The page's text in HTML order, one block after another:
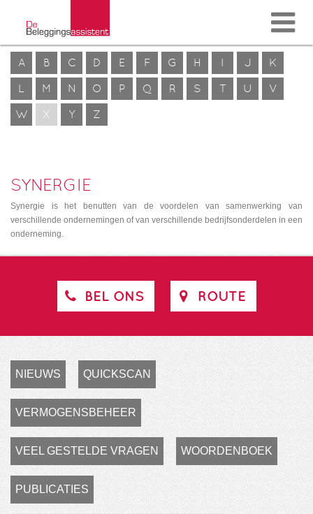
A B C D E F G H I J
K
L
M N O P Q R S T U
V
W
X Y Z
SYNERGIE
Synergie is het benutten van de voordelen van samenwerking van
verschillende ondernemingen of van verschillende bedrijfsonderdelen in een
onderneming.
BEL ONS ROUTE
NIEUWS QUICKSCAN
VERMOGENSBEHEER
VEEL GESTELDE VRAGEN WOORDENBOEK
PUBLICATIES